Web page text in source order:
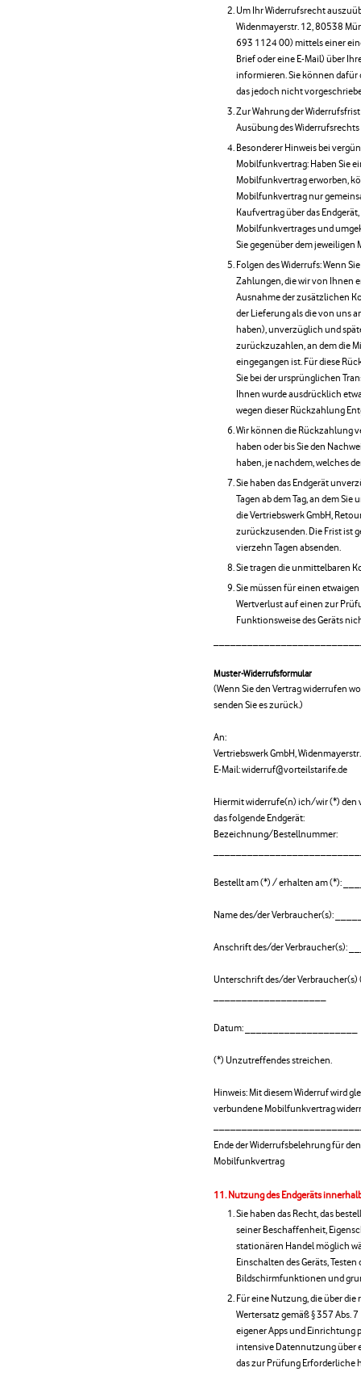
Um Ihr Widerrufsrecht
Widenmayerstr. 12, 80538
693 1124 00) mittels einer
Brief oder eine E-Mail) über
informieren. Sie können dafür
das jedoch nicht
Zur Wahrung der
Ausübung des
Besonderer Hinweis bei
Mobilfunkvertrag: Haben Sie
Mobilfunkvertrag erworben,
Mobilfunkvertrag nur
Kaufvertrag über das
Mobilfunkvertrages und
Sie gegenüber dem
Folgen des Widerrufs: Wenn
Zahlungen, die wir von Ihnen
Ausnahme der zusätzlichen
der Lieferung als die von uns
haben), unverzüglich und
zurückzuzahlen, an dem die
eingegangen ist. Für diese
Sie bei der ursprünglichen
Ihnen wurde ausdrücklich
wegen dieser Rückzahlung
Wir können die Rückzahlung
haben oder bis Sie den
haben, je nachdem, welches
Sie haben das Endgerät
Tagen ab dem Tag, an dem
die Vertriebswerk GmbH,
zurückzusenden. Die Frist ist
vierzehn Tagen absenden.
Sie tragen die unmittelbaren
Sie müssen für einen
Wertverlust auf einen zur
Funktionsweise des Geräts
Muster-Widerrufsformular
(Wenn Sie den Vertrag widerrufen
senden Sie es zurück.)
An:
Vertriebswerk GmbH,
E-Mail: widerruf@vorteilstarife.de
Hiermit widerrufe(n) ich/wir (*) den
das folgende Endgerät:
Bezeichnung/Bestellnummer:
Bestellt am (*) / erhalten am (*):
Name des/der Verbraucher(s):
Anschrift des/der Verbraucher(s):
Unterschrift des/der
Datum: ____________________
(*) Unzutreffendes streichen.
Hinweis: Mit diesem Widerruf wird
verbundene Mobilfunkvertrag
Ende der Widerrufsbelehrung für
Mobilfunkvertrag
Nutzung des Endgeräts
Sie haben das Recht, das
seiner Beschaffenheit,
stationären Handel möglich
Einschalten des Geräts,
Bildschirmfunktionen und
Für eine Nutzung, die über
Wertersatz gemäß § 357 Abs.
eigener Apps und Einrichtung
intensive Datennutzung über
das zur Prüfung Erforderliche